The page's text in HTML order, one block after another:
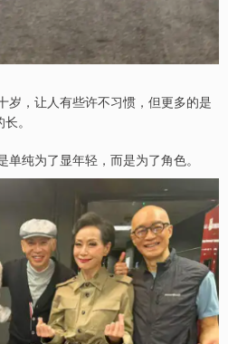
岁，让人有些许不习惯，但更多的是
。
纯为了显年轻，而是为了角色。